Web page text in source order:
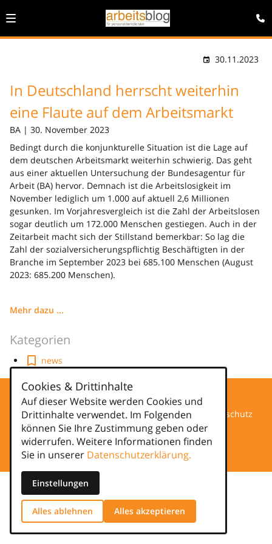
30.11.2023
In Deutschland herrscht weiterhin
eine Flaute auf dem Arbeitsmarkt
BA | 30. November 2023
Bedingt durch die konjunkturelle Situation ist die Lage auf
dem deutschen Arbeitsmarkt weiterhin schwierig. Das geht
aus einer aktuellen Untersuchung der Bundesagentur für
Arbeit (BA) hervor. Demnach ist die Arbeitslosigkeit im
November lediglich um 1.000 auf aktuell 2,6 Millionen
gesunken. Im Vorjahresvergleich ist die Zahl der Arbeitslosen
sogar deutlich um 172.000 Menschen gestiegen. Auch in der
Zeitarbeit macht sich der Stillstand bemerkbar: So lag die
Zahl der sozialversicherungspflichtig Beschäftigten in der
Branche im September 2023 bei 685.100 Menschen (August
2023: 685.200 Menschen).
Mehr dazu ...
Kategorien
news
Datenschutz
Impressum
Cookies & Drittinhalte
Auf dieser Website werden Cookies und
Drittinhalte verwendet. Im Folgenden
können Sie Ihre Zustimmung geben oder
widerrufen. Weitere Informationen finden
Sie in unserer Datenschutzerklärung.
Einstellungen
Alles ablehnen Alles akzeptieren